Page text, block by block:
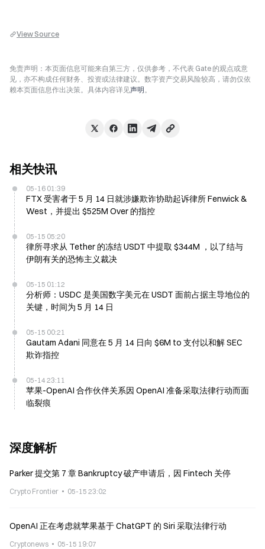
View Source
免责声明：本页面信息可能来自第三方，仅供参考，不代表 Gate 的观点或意
见，亦不构成任何财务、投资或法律建议。数字资产交易风险较高，请勿仅依
赖本页面信息作出决策。具体内容详见声明。
相关快讯
05-16 01:39
FTX 受害者于 5 月 14 日就涉嫌欺诈协助起诉律所 Fenwick &
West，并提出 $525M Over 的指控
05-15 05:20
律所寻求从 Tether 的冻结 USDT 中提取 $344M ，以了结与
伊朗有关的恐怖主义裁决
05-15 01:12
分析师：USDC 是美国数字美元在 USDT 面前占据主导地位的
关键，时间为 5 月 14 日
05-15 00:21
Gautam Adani 同意在 5 月 14 日向 $6M to 支付以和解 SEC
欺诈指控
05-14 23:11
苹果-OpenAI 合作伙伴关系因 OpenAI 准备采取法律行动而面
临裂痕
深度解析
Parker 提交第 7 章 Bankruptcy 破产申请后，因 Fintech 关停
Crypto Frontier 05-15 23:02
OpenAI 正在考虑就苹果基于 ChatGPT 的 Siri 采取法律行动
Cryptonews 05-15 19:07